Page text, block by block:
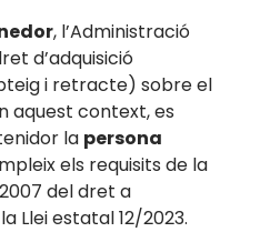
, l’Administració
d’adquisició
i retracte) sobre el
aquest context, es
la persona
els requisits de la
del dret a
Llei estatal 12/2023.